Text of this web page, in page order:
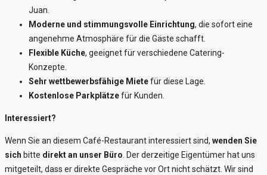
Juan.
Moderne und stimmungsvolle Einrichtung, die sofort eine
angenehme Atmosphäre für die Gäste schafft.
Flexible Küche, geeignet für verschiedene Catering-
Konzepte.
Sehr wettbewerbsfähige Mietefür diese Lage.
Kostenlose Parkplätzefür Kunden.
Interessiert?
Wenn Sie an diesem Café-Restaurant interessiert sind, wenden Sie
sich bitte direkt an unser Büro. Der derzeitige Eigentümer hat uns
mitgeteilt, dass er direkte Gespräche vor Ort nicht schätzt. Wir sind